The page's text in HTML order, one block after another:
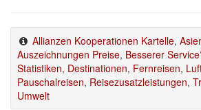
Allianzen Kooperationen Kartelle,
Auszeichnungen Preise, Besserer
Statistiken, Destinationen, Fernreisen,
Pauschalreisen, Reisezusatzleistungen,
Umwelt